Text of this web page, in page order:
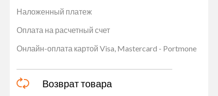
Наложенный платеж
Оплата на расчетный счет
Онлайн-оплата картой Visa, Mastercard - Portmone
Возврат товара